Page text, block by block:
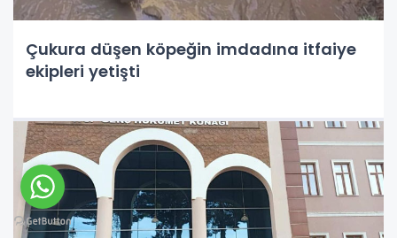
Çukura düşen köpeğin imdadına itfaiye
ekipleri yetişti